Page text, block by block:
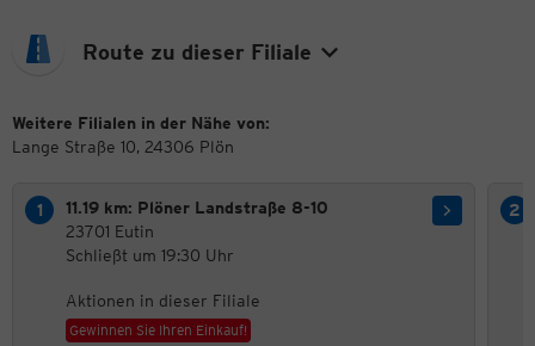
Route zu dieser Filiale
Weitere Filialen in der Nähe von:
Lange Straße 10, 24306 Plön
11.19 km: Plöner Landstraße 8-10
23701 Eutin
Schließt um 19:30 Uhr
Aktionen in dieser Filiale
Gewinnen Sie Ihren Einkauf!